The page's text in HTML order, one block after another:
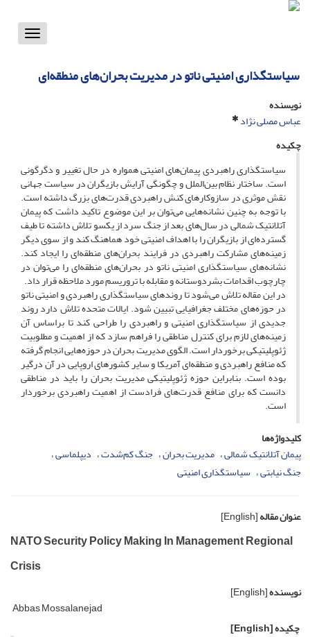
Toggle
سیاستگذاری امنیتی ناتو در مدیریت بحران‌های منطقه‌ای
نویسنده
عباس مصلی نژاد
چکیده
سیاستگذاری راهبردی پیمان‌های امنیتی همواره در حال تغییر و دگرگونی
است. ساختار نظام بین‌الملل و چگونگی آرایش بازیگران در سیاست جهانی
نقش موثری در سازوکارهای کنش راهبردی قدرت‌های بزرگ داشته است.
با توجه به چنین نشانه‌هایی می‌توان بر این موضوع تاکید داشت که پیمان
آتلانتیک شمالی در سال‌های بعد از جنگ سرد از یکسو تلاش داشته تا طیف
گسترده‌ای از بازیگران را با اهداف امنیتی خود هماهنگ کند و از سوی دیگر
زمینه‌های مشارکت راهبردی در فرایند بحران‌های منطقه‌ای را ایجاد کند.
نشانه‌های سیاستگذاری امنیتی ناتو در بحران‌های منطقه‌ای را می‌توان در
چارچوب اقدامات بشردوستانه و مقابله با تروریسم مورد ملاحظه قرار داد.
در این مقاله تلاش می‌شود تا روندهای سیاستگذاری راهبردی و امنیتی ناتو
در حوزه‌های مختلف جغرافیایی تبیین شود. ایالات متحده تلاش دارد روند
جدیدی از سیاستگذاری امنیتی و راهبردی را طراحی کند تا براساس آن
زمینه‌های لازم برای کنترل مناطقی را فراهم سازد که از اهمیت و مطلوبیت
ژئوپلیتیکی برخوردار است. الگوی مدیریت بحران در حوزه‌هایی انجام گرفته
که منافع راهبردی و منطقه‌ای آمریکا و سایر کشورهای اروپایی در آن درگیر
بوده‌ است. بنابراین حوزه ژئوپلیتیکی مدیریت بحران را باید در مناطقی
دانست که برای منافع قدرت‌های فرادست از اهمیت راهبردی برخوردار
است.
کلیدواژه‌ها
پیمان آتلانتیک شمالی مدیریت بحران جنگ کم‌شدت دیپلماسی
جنگ نیابتی سیاستگذاری امنیتی
عنوان مقاله[English]
NATO Security Policy Making In Management Regional
Crisis
نویسنده[English]
Abbas Mossalanejad
چکیده[English]